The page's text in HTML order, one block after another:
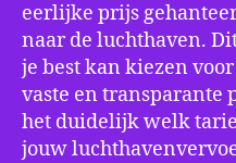
eerlijke prijs
naar de luchthaven.
je best kan kiezen
vaste en transparante
het duidelijk welk
jouw